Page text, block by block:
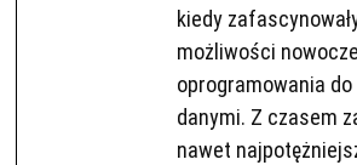
kiedy
możliwości
oprogramowania
danymi. Z czasem
nawet